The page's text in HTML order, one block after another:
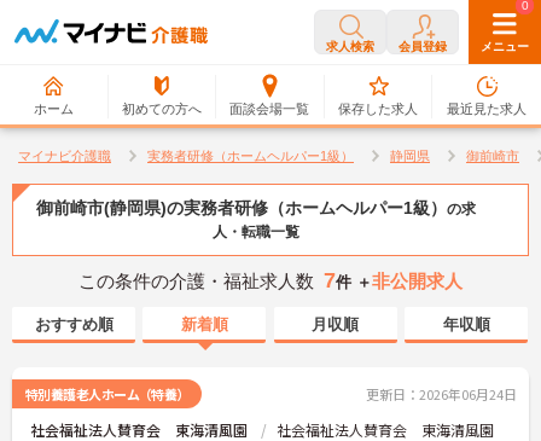
求人検索 会員登録 メニュー
ホーム 初めての方へ 面談会場一覧
0
保存した求人
0
最近見た求人
マイナビ介護職 実務者研修（ホームヘルパー1級） 静岡県 御前崎市
御前崎市(静岡県)の実務者研修（ホームヘルパー1級） の求
人・転職一覧
この条件の介護・福祉求人数 7件 ＋非公開求人
おすすめ順 新着順 月収順 年収順
特別養護老人ホーム（特養） 更新日：2026年06月24日
社会福祉法人賛育会 東海清風園 社会福祉法人賛育会 東海清風園